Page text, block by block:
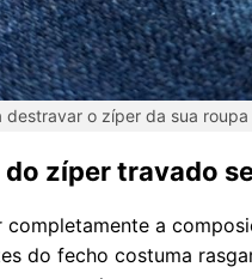
destravar o zíper da sua
zíper travado
completamente a
do fecho costuma